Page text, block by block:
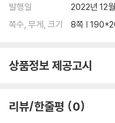
발행일
2022년 12
쪽수, 무게, 크기
8쪽 |
상품정보 제공고시
리뷰/한줄평 0